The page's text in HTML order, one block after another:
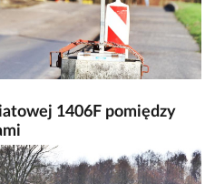
1406F pomiędzy